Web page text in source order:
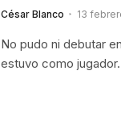
César Blanco 13
No pudo ni debutar
estuvo como